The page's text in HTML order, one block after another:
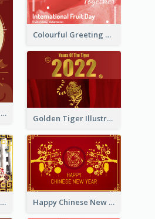
Fireworks Chinese New Year Greeting Card
Colourful Greeting Card For International Fruit Day 2021
Golden Tiger Illustration Chinese New Year Greeting Card
2022 Happy Chinese New Year Greeting Card With Photo Happy Chinese New Year Greeting Card With Chinese Tree Illustration